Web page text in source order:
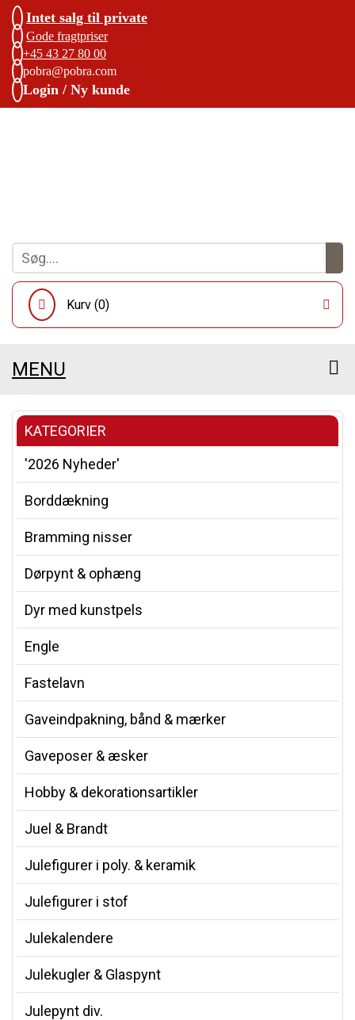
Intet salg til private
Gode fragtpriser
+45 43 27 80 00
pobra@pobra.com
Login / Ny kunde
Kurv (0)
MENU
KATEGORIER
'2026 Nyheder'
Borddækning
Bramming nisser
Dørpynt & ophæng
Dyr med kunstpels
Engle
Fastelavn
Gaveindpakning, bånd & mærker
Gaveposer & æsker
Hobby & dekorationsartikler
Juel & Brandt
Julefigurer i poly. & keramik
Julefigurer i stof
Julekalendere
Julekugler & Glaspynt
Julepynt div.